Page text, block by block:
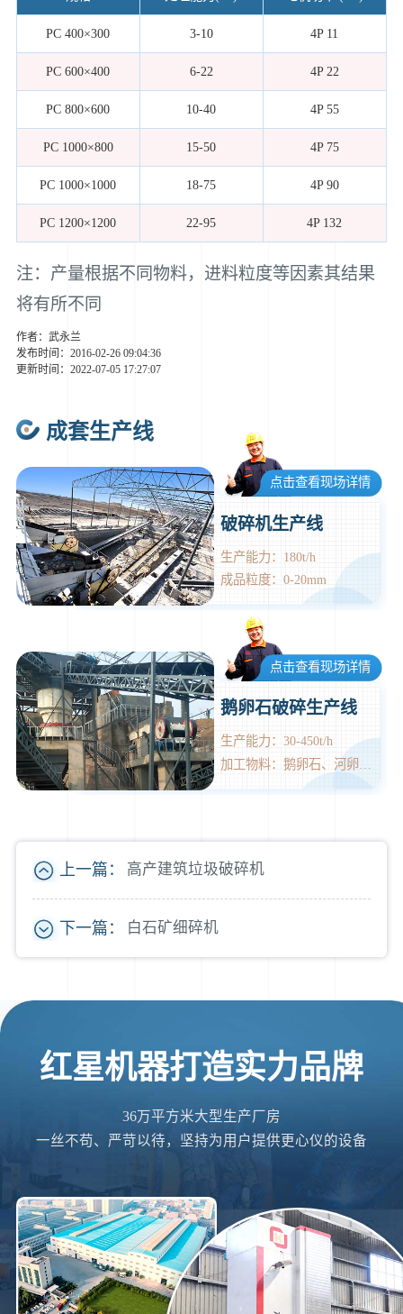
PC 400×300 3-10 4P 11
PC 600×400 6-22 4P 22
PC 800×600 10-40 4P 55
PC 1000×800 15-50 4P 75
PC 1000×1000 18-75 4P 90
PC 1200×1200 22-95 4P 132
注：产量根据不同物料，进料粒度等因素其结果
将有所不同
作者：武永兰
发布时间：2016-02-26 09:04:36
更新时间：2022-07-05 17:27:07
成套生产线
点击查看现场详情
破碎机生产线
生产能力：180t/h
成品粒度：0-20mm
点击查看现场详情
鹅卵石破碎生产线
生产能力：30-450t/h
上一篇： 高产建筑垃圾破碎机
下一篇： 白石矿细碎机
红星机器打造实力品牌
36万平方米大型生产厂房
一丝不苟、严苛以待，坚持为用户提供更心仪的设备